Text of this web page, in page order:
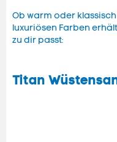
Ob warm oder klassisch
luxuriösen Farben
zu dir passt:
Titan